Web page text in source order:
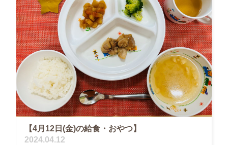
【4月12日(金)の給食・おやつ】
2024.04.12